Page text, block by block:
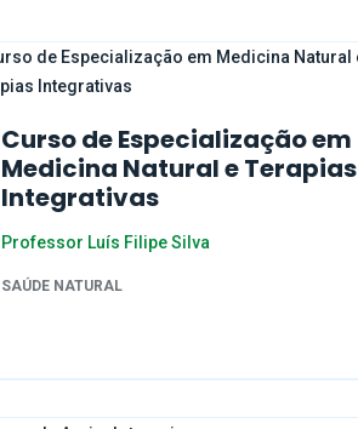
Curso de Especialização em
Medicina Natural e Terapias
Integrativas
Professor Luís Filipe Silva
SAÚDE NATURAL